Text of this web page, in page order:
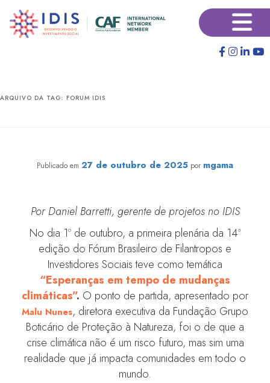
para
para
×
ARQUIVO DA TAG: FORUM IDIS
Publicado em 27 de outubro de 2025 por mgama
Por Daniel Barretti, gerente de projetos no IDIS
No dia 1º de outubro, a primeira plenária da 14ª
edição do Fórum Brasileiro de Filantropos e
Investidores Sociais teve como temática
“Esperanças em tempo de mudanças
climáticas”. O ponto de partida, apresentado por
Malu Nunes, diretora executiva da Fundação Grupo
Boticário de Proteção à Natureza, foi o de que a
crise climática não é um risco futuro, mas sim uma
realidade que já impacta comunidades em todo o
mundo.